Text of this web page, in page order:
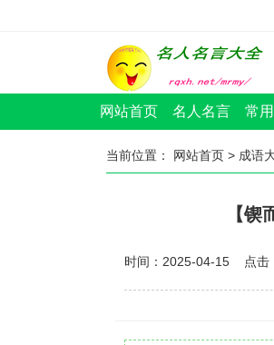
网站首页 名人名言 常
当前位置： 网站首页 > 成语
【
时间：2025-04-15 点击